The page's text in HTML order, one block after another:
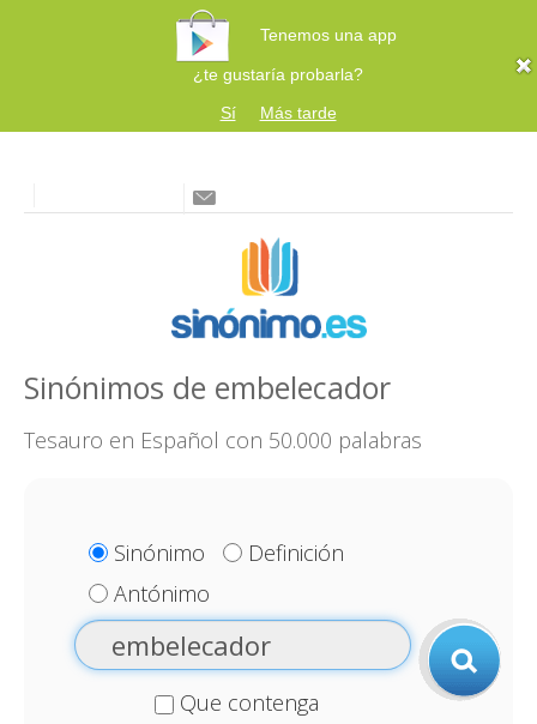
Tenemos una app
¿te gustaría probarla?
Sí
Más tarde
Sinónimos de embelecador
Tesauro en Español con 50.000 palabras
Sinónimo
Definición
Antónimo
Que contenga